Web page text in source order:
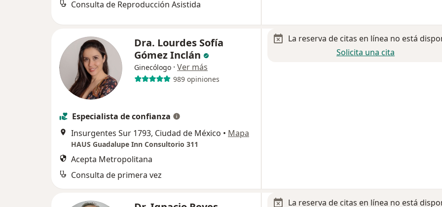
Consulta de Reproducción Asistida
Dra. Lourdes Sofía
Gómez Inclán
Ginecólogo · Ver más
989 opiniones
Especialista de confianza
Insurgentes Sur 1793, Ciudad de México • Mapa
HAUS Guadalupe Inn Consultorio 311
Acepta Metropolitana
Consulta de primera vez
La reserva de citas en línea no está
Solicita una cita
La reserva de citas en línea no está